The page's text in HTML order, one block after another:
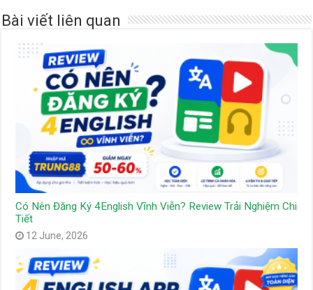
Bài viết liên quan
Có Nên Đăng Ký 4English Vĩnh Viễn? Review Trải Nghiệm Chi
Tiết
12 June, 2026